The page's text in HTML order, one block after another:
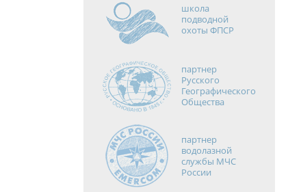
школа
подводной
охоты ФПСР
партнер
Русского
Географического
Общества
партнер
водолазной
службы МЧС
России